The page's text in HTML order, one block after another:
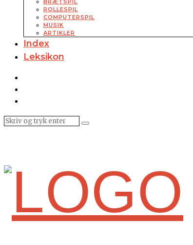
BRÆTSPIL
ROLLESPIL
COMPUTERSPIL
MUSIK
ARTIKLER
Index
Leksikon